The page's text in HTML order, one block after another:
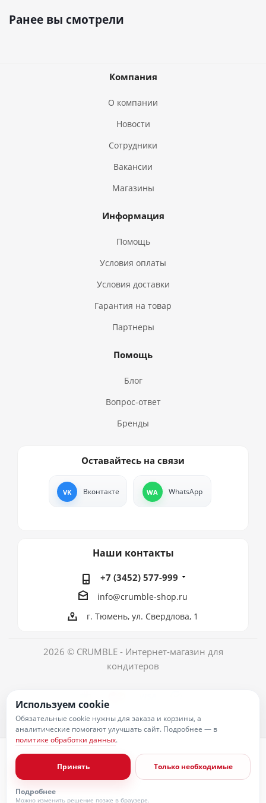
Ранее вы смотрели
Компания
О компании
Новости
Сотрудники
Вакансии
Магазины
Информация
Помощь
Условия оплаты
Условия доставки
Гарантия на товар
Партнеры
Помощь
Блог
Вопрос-ответ
Бренды
Оставайтесь на связи
Вконтакте WhatsApp
Наши контакты
+7 (3452) 577-999
info@crumble-shop.ru
г. Тюмень, ул. Свердлова, 1
2026 © CRUMBLE - Интернет-магазин для
кондитеров
Согласие на обработку персональных данных
Публичная оферта
Пользовательское соглашение
Условия оплаты
Условия доставки
Используем cookie
Обязательные cookie нужны для заказа и корзины, а
аналитические помогают улучшать сайт. Подробнее — в
политике обработки данных.
Принять Только необходимые
Подробнее
Можно изменить решение позже в браузере.